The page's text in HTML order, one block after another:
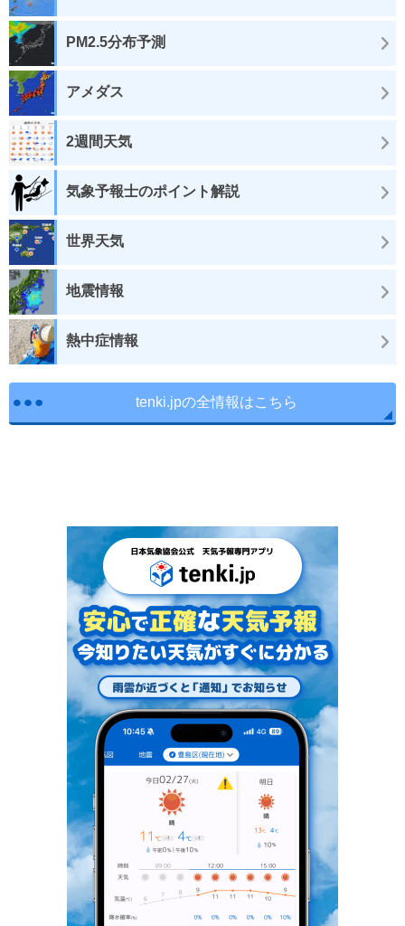
PM2.5分布予測
アメダス
2週間天気
気象予報士のポイント解説
世界天気
地震情報
熱中症情報
tenki.jpの全情報はこちら